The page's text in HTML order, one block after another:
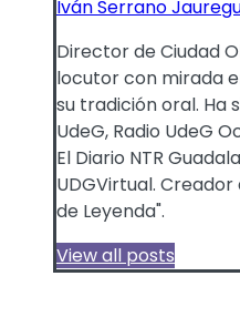
Iván Serrano
Director de Ciudad
locutor con mirada
su tradición oral.
UdeG, Radio UdeG
El Diario NTR
UDGVirtual.
de Leyenda".
View all posts